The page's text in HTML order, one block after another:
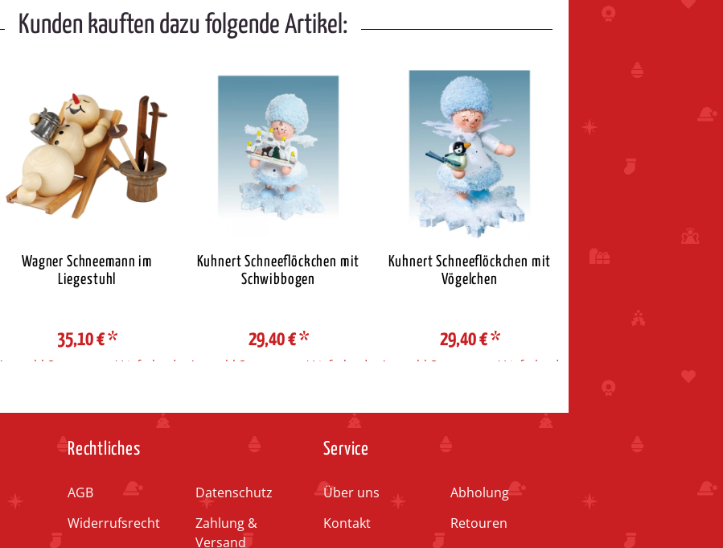
Kunden kauften dazu folgende Artikel:
Wagner Schneemann im
Liegestuhl
35,10 €*
Auswahl Steuerzone / Lieferland
Kuhnert Schneeflöckchen mit
Schwibbogen
29,40 €*
Auswahl Steuerzone / Lieferland
Kuhnert Schneeflöckchen mit
Vögelchen
29,40 €*
Auswahl Steuerzone / Lieferland
Rechtliches
AGB
Widerrufsrecht
Datenschutz
Zahlung &
Versand
Service
Über uns
Kontakt
Abholung
Retouren